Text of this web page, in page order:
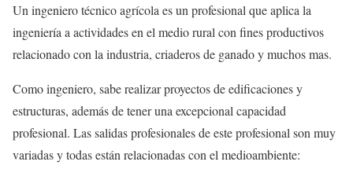
Un ingeniero técnico agrícola es un profesional que aplica la
ingeniería a actividades en el medio rural con fines productivos
relacionado con la industria, criaderos de ganado y muchos mas.
Como ingeniero, sabe realizar proyectos de edificaciones y
estructuras, además de tener una excepcional capacidad
profesional. Las salidas profesionales de este profesional son muy
variadas y todas están relacionadas con el medioambiente: